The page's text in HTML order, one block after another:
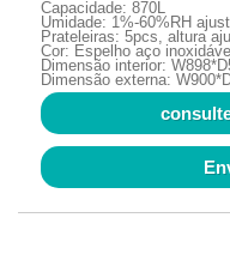
Capacidade: 870L
Umidade: 1%-60%RH
Prateleiras: 5pcs, altura
Cor: Espelho aço
Dimensão interior:
Dimensão externa: